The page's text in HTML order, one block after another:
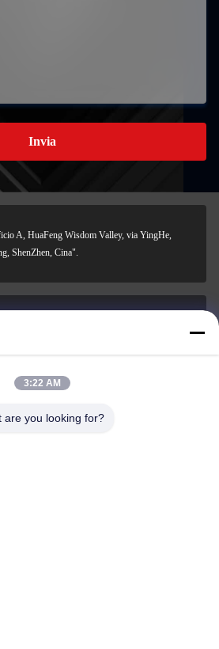
Invia
A, HuaFeng Wisdom Valley, via YingHe,
ShenZhen, Cina".
3:22 AM
are you looking for?